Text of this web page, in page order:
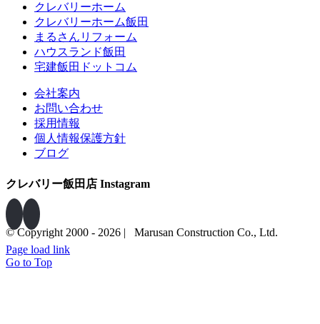
クレバリーホーム
クレバリーホーム飯田
まるさんリフォーム
ハウスランド飯田
宅建飯田ドットコム
会社案内
お問い合わせ
採用情報
個人情報保護方針
ブログ
クレバリー飯田店 Instagram
© Copyright 2000 - 2026 | Marusan Construction Co., Ltd.
Page load link
Go to Top